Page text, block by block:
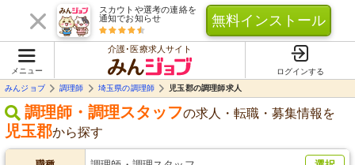
スカウトや選考の連絡を
通知でお知らせ
無料インストール
メニュー
介護･医療求人サイト
ログインする
みんジョブ
調理師 埼玉県の調理師 児玉郡の調理師求人
調理師・調理スタッフの求人・転職・募集情報を
児玉郡から探す